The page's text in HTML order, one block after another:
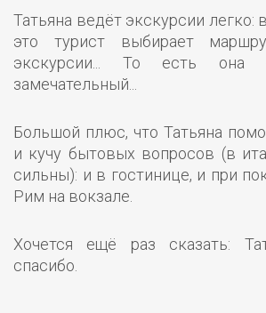
Татьяна ведёт экскурсии легко:
это турист выбирает
экскурсии... То есть
замечательный...
Большой плюс, что Татьяна
и кучу бытовых вопросов (в
сильны): и в гостинице, и при
Рим на вокзале.
Хочется ещё раз сказать:
спасибо.